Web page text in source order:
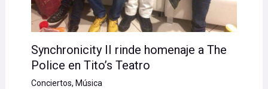
Synchronicity II rinde homenaje a The
Police en Tito’s Teatro
Conciertos, Música